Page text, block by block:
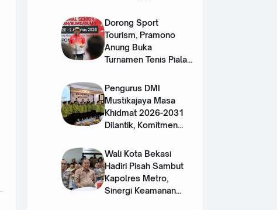
Dorong Sport
Tourism, Pramono
Anung Buka
Turnamen Tenis Piala
Pengurus DMI
Mustikajaya Masa
Khidmat 2026-2031
Dilantik, Komitmen
Program Nyata untuk
Umat
Wali Kota Bekasi
Hadiri Pisah Sambut
Kapolres Metro,
Sinergi Keamanan